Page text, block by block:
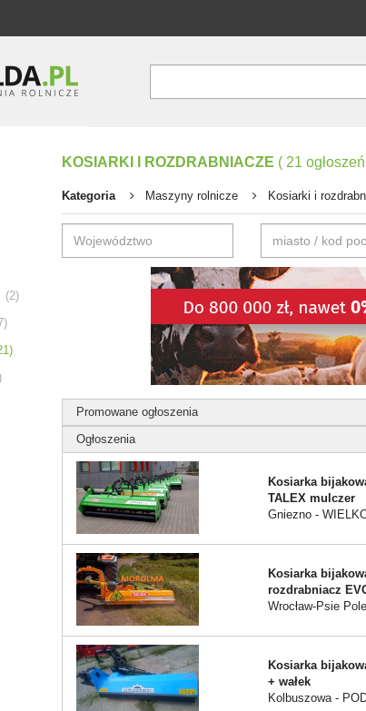
(2)
KOSIARKI I ROZDRABNIACZE ( 21 ogłoszeń
Kategoria Maszyny rolnicze Kosiarki i
Promowane ogłoszenia
Ogłoszenia
Kosiarka
TALEX mulczer
Gniezno -
Kosiarka
rozdrabniacz
Wrocław-Psie
Kosiarka
+ wałek
Kolbuszowa -